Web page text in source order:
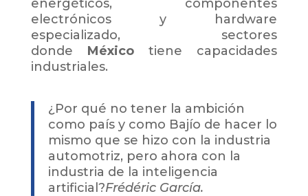
energéticos, componentes
electrónicos y hardware
especializado, sectores
donde Méxicotiene capacidades
industriales.
¿Por qué no tener la ambición
como país y como Bajío de hacer lo
mismo que se hizo con la industria
automotriz, pero ahora con la
industria de la inteligencia
artificial?Frédéric García.